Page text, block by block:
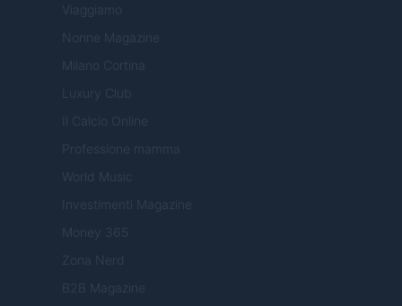
Viaggiamo
Nonne Magazine
Milano Cortina
Luxury Club
Il Calcio Online
Professione mamma
World Music
Investimenti Magazine
Money 365
Zona Nerd
B2B Magazine